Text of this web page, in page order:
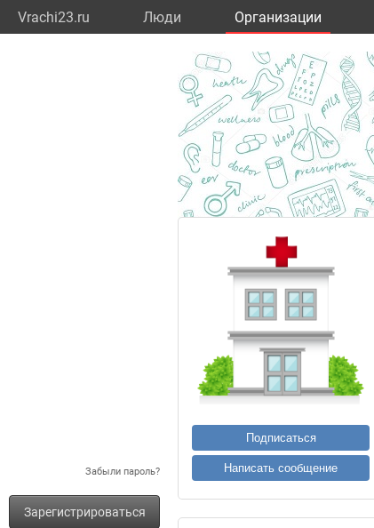
Vrachi23.ru Люди Организации
Забыли пароль?
Зарегистрироваться
Подписаться
Написать сообщение